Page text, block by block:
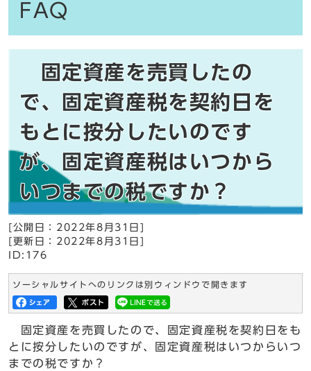
FAQ
固定資産を売買したの
で、固定資産税を契約日を
もとに按分したいのです
が、固定資産税はいつから
いつまでの税ですか？
[公開日：2022年8月31日]
[更新日：2022年8月31日]
ID:176
ソーシャルサイトへのリンクは別ウィンドウで開きます
固定資産を売買したので、固定資産税を契約日をも
とに按分したいのですが、固定資産税はいつからいつ
までの税ですか？